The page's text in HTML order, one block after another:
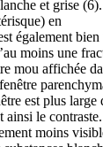
et grise
en
également
moins une
mou affichée
est plus large
ainsi le contraste.
moins